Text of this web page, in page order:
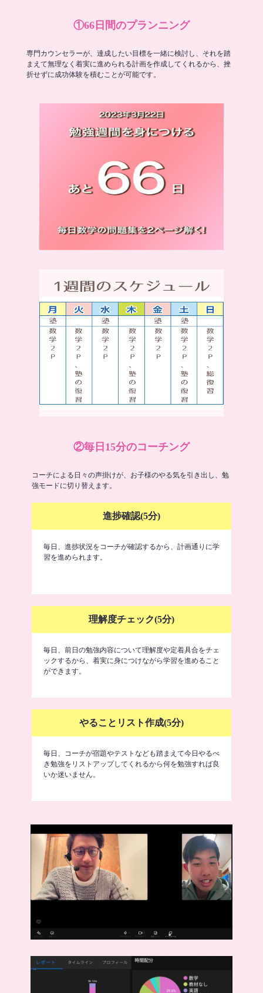
①66日間のプランニング
専門カウンセラーが、達成したい目標を一緒に検討し、それを踏
まえて無理なく着実に進められる計画を作成してくれるから、挫
折せずに成功体験を積むことが可能です。
②毎日15分のコーチング
コーチによる日々の声掛けが、お子様のやる気を引き出し、勉
強モードに切り替えます。
進捗確認(5分)
毎日、進捗状況をコーチが確認するから、計画通りに学
習を進められます。
理解度チェック(5分)
毎日、前日の勉強内容について理解度や定着具合をチェ
ックするから、着実に身につけながら学習を進めること
ができます。
やることリスト作成(5分)
毎日、コーチが宿題やテストなども踏まえて今日やるべ
き勉強をリストアップしてくれるから何を勉強すれば良
いか迷いません。